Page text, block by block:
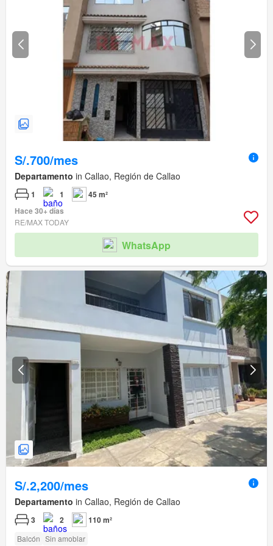
S/.700/mes
Departamento in Callao, Región de Callao
1 1
45 m²
Hace 30+ días
RE/MAX TODAY
WhatsApp
S/.2,200/mes
Departamento in Callao, Región de Callao
3 2 110 m²
Balcón Sin amoblar